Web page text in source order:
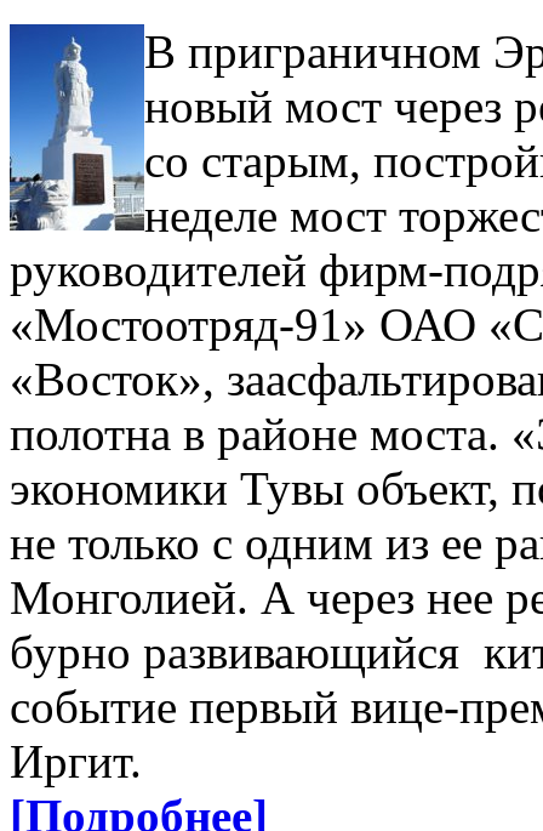
В приграничном
новый мост через
со старым,
неделе мост
руководителей фирм-
«Мостоотряд-91» ОАО
«Восток»,
полотна в районе моста.
экономики Тувы объект,
не только с одним из ее
Монголией. А через нее
бурно развивающийся
событие первый вице-
Иргит.
[Подробнее]